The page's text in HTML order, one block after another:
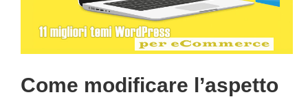
Come modificare l’aspetto